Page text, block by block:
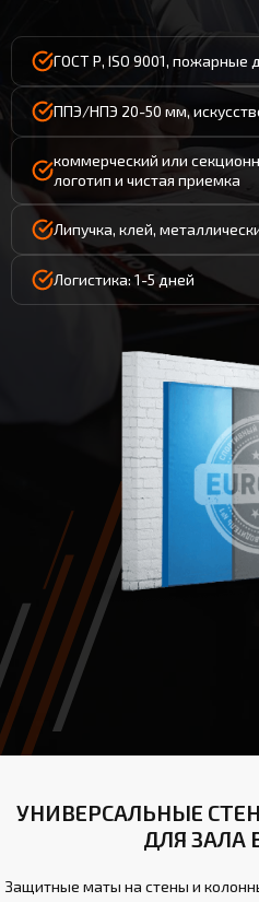
ГОСТ Р, ISO 9001, пожарные
ППЭ/НПЭ 20-50 мм,
коммерческий или
логотип и чистая приемка
Липучка, клей,
Логистика: 1-5 дней
УНИВЕРСАЛЬНЫЕ
ДЛЯ ЗАЛА
Защитные маты на стены и